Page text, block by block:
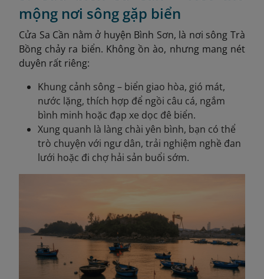
mộng nơi sông gặp biển
Cửa Sa Cần nằm ở huyện Bình Sơn, là nơi sông Trà
Bồng chảy ra biển. Không ồn ào, nhưng mang nét
duyên rất riêng:
Khung cảnh sông – biển giao hòa, gió mát,
nước lặng, thích hợp để ngồi câu cá, ngắm
bình minh hoặc đạp xe dọc đê biển.
Xung quanh là làng chài yên bình, bạn có thể
trò chuyện với ngư dân, trải nghiệm nghề đan
lưới hoặc đi chợ hải sản buổi sớm.